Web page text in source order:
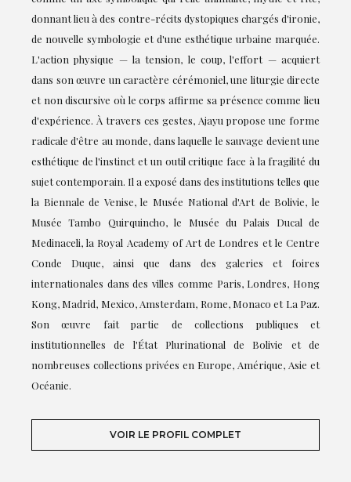
donnant lieu à des contre-récits dystopiques chargés d'ironie,
de nouvelle symbologie et d'une esthétique urbaine marquée.
L'action physique — la tension, le coup, l'effort — acquiert
dans son œuvre un caractère cérémoniel, une liturgie directe
et non discursive où le corps affirme sa présence comme lieu
d'expérience. À travers ces gestes, Ajayu propose une forme
radicale d'être au monde, dans laquelle le sauvage devient une
esthétique de l'instinct et un outil critique face à la fragilité du
sujet contemporain. Il a exposé dans des institutions telles que
la Biennale de Venise, le Musée National d'Art de Bolivie, le
Musée Tambo Quirquincho, le Musée du Palais Ducal de
Medinaceli, la Royal Academy of Art de Londres et le Centre
Conde Duque, ainsi que dans des galeries et foires
internationales dans des villes comme Paris, Londres, Hong
Kong, Madrid, Mexico, Amsterdam, Rome, Monaco et La Paz.
Son œuvre fait partie de collections publiques et
institutionnelles de l'État Plurinational de Bolivie et de
nombreuses collections privées en Europe, Amérique, Asie et
Océanie.
VOIR LE PROFIL COMPLET